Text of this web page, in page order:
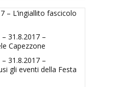
– L’ingiallito fascicolo
31.8.2017 –
Capezzone
31.8.2017 –
gli eventi della Festa